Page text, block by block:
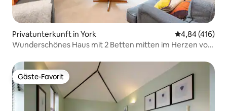
Privatunterkunft in York
4,84 (416)
Wunderschönes Haus mit 2 Betten mitten im Herzen von
Gäste-Favorit
Gäste-Favorit